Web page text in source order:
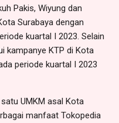
Pakis, Wiyung dan
Surabaya dengan
kuartal I 2023. Selain
kampanye KTP di Kota
periode kuartal I 2023
UMKM asal Kota
manfaat Tokopedia